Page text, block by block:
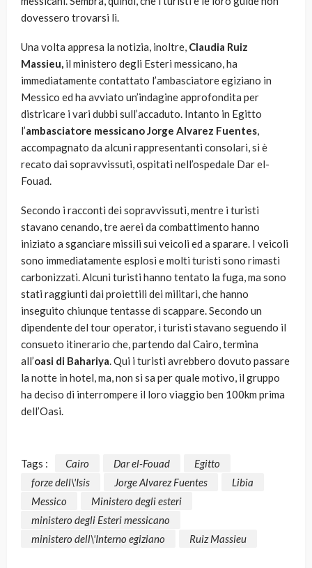
dovessero trovarsi lì.
Una volta appresa la notizia, inoltre, Claudia Ruiz
Massieu, il ministero degli Esteri messicano, ha
immediatamente contattato l’ambasciatore egiziano in
Messico ed ha avviato un’indagine approfondita per
districare i vari dubbi sull’accaduto. Intanto in Egitto
l’ambasciatore messicanoJorge Alvarez Fuentes,
accompagnato da alcuni rappresentanti consolari, si è
recato dai sopravvissuti, ospitati nell’ospedale Dar el-
Fouad.
Secondo i racconti dei sopravvissuti, mentre i turisti
stavano cenando, tre aerei da combattimento hanno
iniziato a sganciare missili sui veicoli ed a sparare. I veicoli
sono immediatamente esplosi e molti turisti sono rimasti
carbonizzati. Alcuni turisti hanno tentato la fuga, ma sono
stati raggiunti dai proiettili dei militari, che hanno
inseguito chiunque tentasse di scappare. Secondo un
dipendente del tour operator, i turisti stavano seguendo il
consueto itinerario che, partendo dal Cairo, termina
all’oasi di Bahariya. Qui i turisti avrebbero dovuto passare
la notte in hotel, ma, non si sa per quale motivo, il gruppo
ha deciso di interrompere il loro viaggio ben 100km prima
dell’Oasi.
Tags : Cairo Dar el-Fouad
Egitto
forze dell\'Isis
Jorge Alvarez Fuentes
Libia
Messico
Ministero degli esteri
ministero degli Esteri messicano
ministero dell\'Interno egiziano
Ruiz Massieu